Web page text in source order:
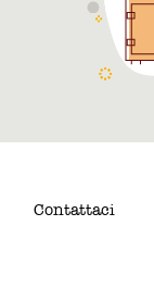
Contattaci